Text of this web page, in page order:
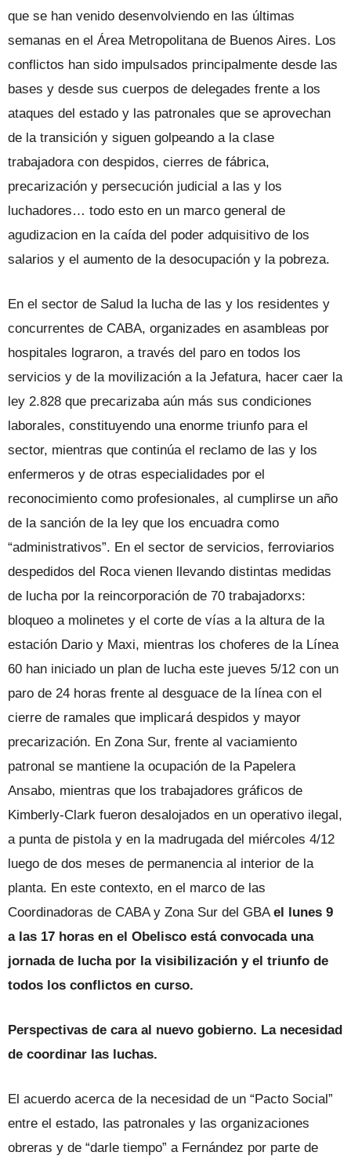
que se han venido desenvolviendo en las últimas
semanas en el Área Metropolitana de Buenos Aires. Los
conflictos han sido impulsados principalmente desde las
bases y desde sus cuerpos de delegades frente a los
ataques del estado y las patronales que se aprovechan
de la transición y siguen golpeando a la clase
trabajadora con despidos, cierres de fábrica,
precarización y persecución judicial a las y los
luchadores… todo esto en un marco general de
agudizacion en la caída del poder adquisitivo de los
salarios y el aumento de la desocupación y la pobreza.
En el sector de Salud la lucha de las y los residentes y
concurrentes de CABA, organizades en asambleas por
hospitales lograron, a través del paro en todos los
servicios y de la movilización a la Jefatura, hacer caer la
ley 2.828 que precarizaba aún más sus condiciones
laborales, constituyendo una enorme triunfo para el
sector, mientras que continúa el reclamo de las y los
enfermeros y de otras especialidades por el
reconocimiento como profesionales, al cumplirse un año
de la sanción de la ley que los encuadra como
“administrativos”. En el sector de servicios, ferroviarios
despedidos del Roca vienen llevando distintas medidas
de lucha por la reincorporación de 70 trabajadorxs:
bloqueo a molinetes y el corte de vías a la altura de la
estación Dario y Maxi, mientras los choferes de la Línea
60 han iniciado un plan de lucha este jueves 5/12 con un
paro de 24 horas frente al desguace de la línea con el
cierre de ramales que implicará despidos y mayor
precarización. En Zona Sur, frente al vaciamiento
patronal se mantiene la ocupación de la Papelera
Ansabo, mientras que los trabajadores gráficos de
Kimberly-Clark fueron desalojados en un operativo ilegal,
a punta de pistola y en la madrugada del miércoles 4/12
luego de dos meses de permanencia al interior de la
planta. En este contexto, en el marco de las
Coordinadoras de CABA y Zona Sur del GBAel lunes 9
a las 17 horas en el Obelisco está convocada una
jornada de lucha por la visibilización y el triunfo de
todos los conflictos en curso.
Perspectivas de cara al nuevo gobierno. La necesidad
de coordinar las luchas.
El acuerdo acerca de la necesidad de un “Pacto Social”
entre el estado, las patronales y las organizaciones
obreras y de “darle tiempo” a Fernández por parte de